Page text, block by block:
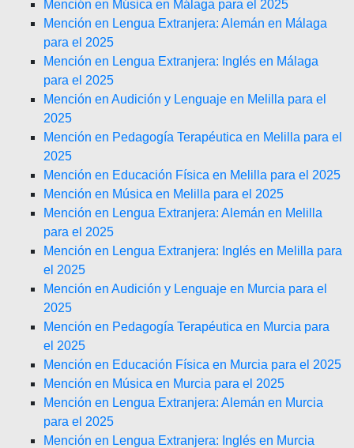
Mención en Música en Málaga para el 2025
Mención en Lengua Extranjera: Alemán en Málaga
para el 2025
Mención en Lengua Extranjera: Inglés en Málaga
para el 2025
Mención en Audición y Lenguaje en Melilla para el
2025
Mención en Pedagogía Terapéutica en Melilla para el
2025
Mención en Educación Física en Melilla para el 2025
Mención en Música en Melilla para el 2025
Mención en Lengua Extranjera: Alemán en Melilla
para el 2025
Mención en Lengua Extranjera: Inglés en Melilla para
el 2025
Mención en Audición y Lenguaje en Murcia para el
2025
Mención en Pedagogía Terapéutica en Murcia para
el 2025
Mención en Educación Física en Murcia para el 2025
Mención en Música en Murcia para el 2025
Mención en Lengua Extranjera: Alemán en Murcia
para el 2025
Mención en Lengua Extranjera: Inglés en Murcia